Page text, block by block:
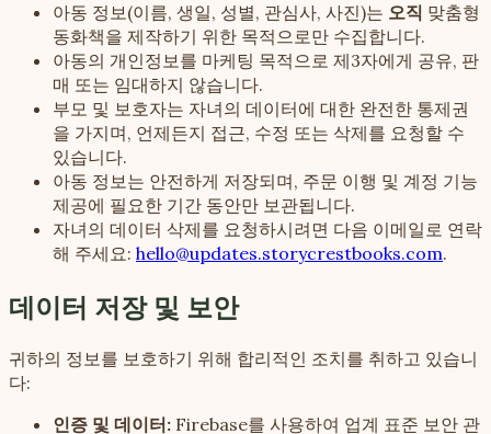
아동 정보(이름, 생일, 성별, 관심사, 사진)는 오직 맞춤형
동화책을 제작하기 위한 목적으로만 수집합니다.
아동의 개인정보를 마케팅 목적으로 제3자에게 공유, 판
매 또는 임대하지 않습니다.
부모 및 보호자는 자녀의 데이터에 대한 완전한 통제권
을 가지며, 언제든지 접근, 수정 또는 삭제를 요청할 수
있습니다.
아동 정보는 안전하게 저장되며, 주문 이행 및 계정 기능
제공에 필요한 기간 동안만 보관됩니다.
자녀의 데이터 삭제를 요청하시려면 다음 이메일로 연락
해 주세요: hello@updates.storycrestbooks.com.
데이터 저장 및 보안
귀하의 정보를 보호하기 위해 합리적인 조치를 취하고 있습니
다:
인증 및 데이터: Firebase를 사용하여 업계 표준 보안 관